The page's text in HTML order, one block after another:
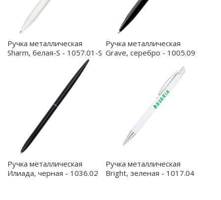
Ручка металлическая
Sharm, белая-S - 1057.01-S
Ручка металлическая
Grave, серебро - 1005.09
Ручка металлическая
Илиада, черная - 1036.02
Ручка металлическая
Bright, зеленая - 1017.04